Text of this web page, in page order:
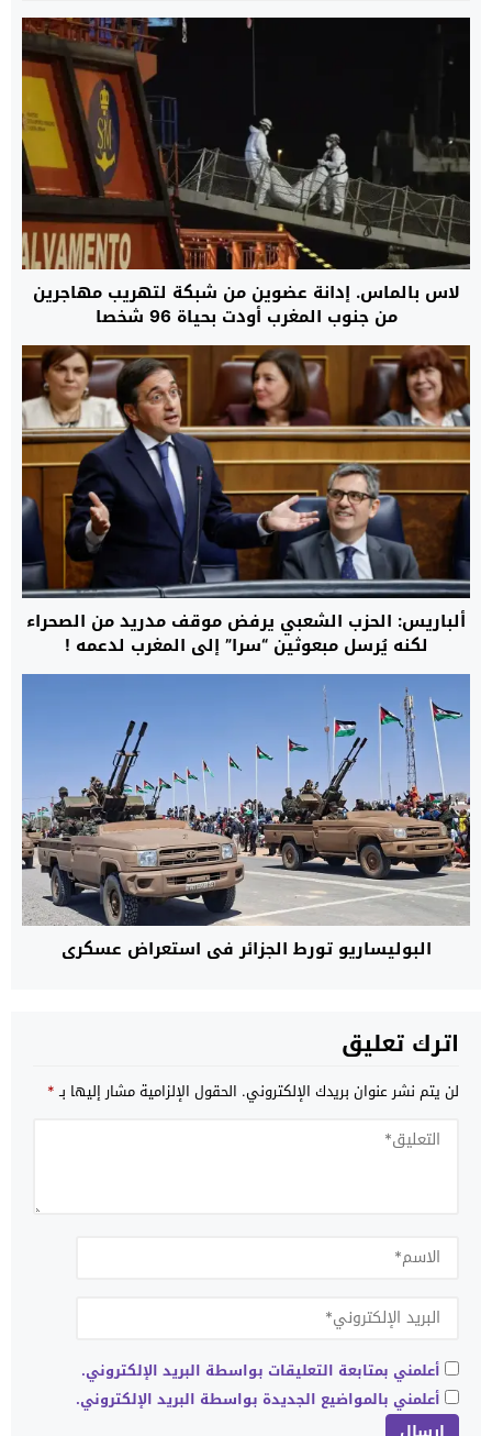
لاس بالماس. إدانة عضوين من شبكة لتهريب مهاجرين
من جنوب المغرب أودت بحياة 96 شخصا
ألباريس: الحزب الشعبي يرفض موقف مدريد من الصحراء
لكنه يُرسل مبعوثين “سرا” إلى المغرب لدعمه !
البوليساريو تورط الجزائر في استعراض عسكري
اترك تعليق
لن يتم نشر عنوان بريدك الإلكتروني. الحقول الإلزامية مشار إليها بـ*
أعلمني بمتابعة التعليقات بواسطة البريد الإلكتروني.
أعلمني بالمواضيع الجديدة بواسطة البريد الإلكتروني.